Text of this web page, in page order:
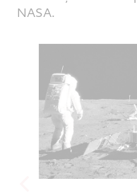
NASA.